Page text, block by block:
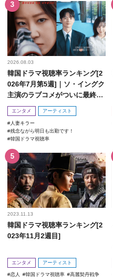
2026.08.03
韓国ドラマ視聴率ランキング[2
026年7月第5週]｜ソ・イングク
主演のラブコメがついに最終
回！
エンタメ アーティスト
人妻キラー
残念ながら明日も出勤です！
韓国ドラマ視聴率
2023.11.13
韓国ドラマ視聴率ランキング[2
023年11月2週目]
エンタメ アーティスト
恋人 韓国ドラマ視聴率 高麗契丹戦争